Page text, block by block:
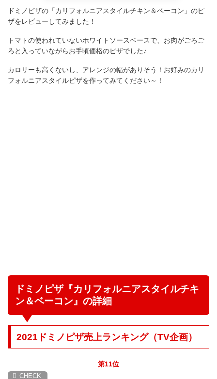
ドミノピザの「カリフォルニアスタイルチキン＆ベーコン」のピ
ザをレビューしてみました！
トマトの使われていないホワイトソースベースで、お肉がごろご
ろと入っていながらお手頃価格のピザでした♪
カロリーも高くないし、アレンジの幅がありそう！お好みのカリ
フォルニアスタイルピザを作ってみてください～！
ドミノピザ『カリフォルニアスタイルチキ
ン＆ベーコン』の詳細
2021ドミノピザ売上ランキング（TV企画）
第11位